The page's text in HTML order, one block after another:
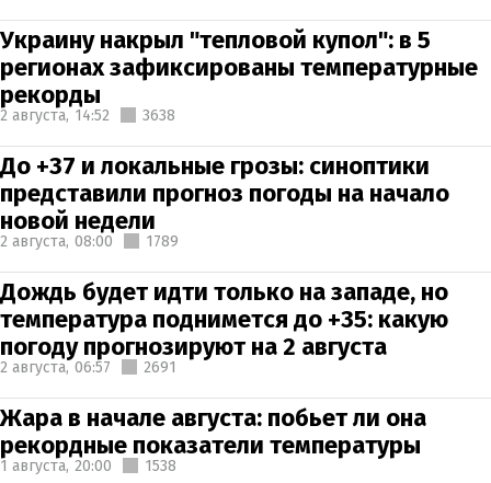
Украину накрыл "тепловой купол": в 5
регионах зафиксированы температурные
рекорды
2 августа, 14:52 3638
До +37 и локальные грозы: синоптики
представили прогноз погоды на начало
новой недели
2 августа, 08:00 1789
Дождь будет идти только на западе, но
температура поднимется до +35: какую
погоду прогнозируют на 2 августа
2 августа, 06:57 2691
Жара в начале августа: побьет ли она
рекордные показатели температуры
1 августа, 20:00 1538